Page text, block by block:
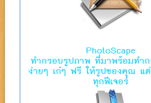
PhotoScape
ทํากรอบรูปภาพ ที่มาพร้อมทำก
ง่ายๆ เก๋ๆ ฟรี ให้รูปของคุณ แ
ทุกฟีเจอร์